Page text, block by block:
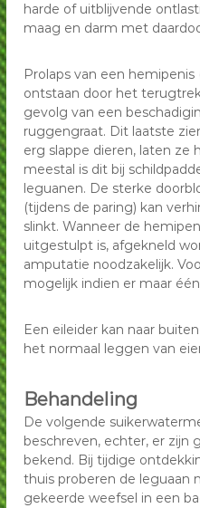
harde of uitblijvende
maag en darm met
Prolaps van een
ontstaan door het
gevolg van een
ruggengraat. Dit laatste
erg slappe dieren, laten ze
meestal is dit bij
leguanen. De sterke
(tijdens de paring) kan
slinkt. Wanneer de
uitgestulpt is, afgekneld
amputatie noodzakelijk.
mogelijk indien er maar
Een eileider kan naar
het normaal leggen van
Behandeling
De volgende
beschreven, echter, er zijn
bekend. Bij tijdige
thuis proberen de leguaan
gekeerde weefsel in een